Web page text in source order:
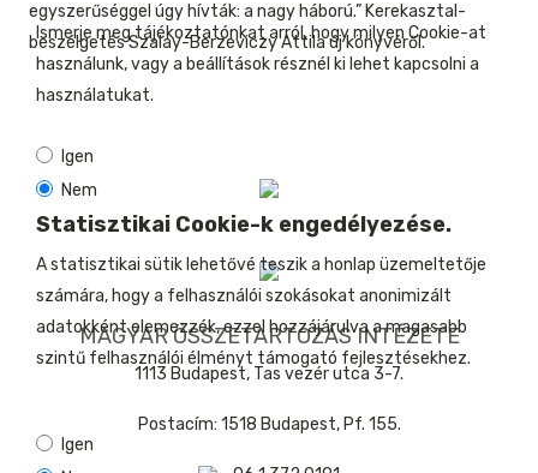
egyszerűséggel úgy hívták: a nagy háború.” Kerekasztal-
beszélgetés Szalay-Berzeviczy Attila új könyvéről.
MAGYAR ÖSSZETARTOZÁS INTÉZETE
1113 Budapest, Tas vezér utca 3-7.
Postacím: 1518 Budapest, Pf. 155.
Ismerje meg tájékoztatónkat arról, hogy milyen Cookie-at
használunk, vagy a beállítások résznél ki lehet kapcsolni a
használatukat.
Igen
Nem
Statisztikai Cookie-k engedélyezése.
A statisztikai sütik lehetővé teszik a honlap üzemeltetője
számára, hogy a felhasználói szokásokat anonimizált
adatokként elemezzék, ezzel hozzájárulva a magasabb
szintű felhasználói élményt támogató fejlesztésekhez.
Igen